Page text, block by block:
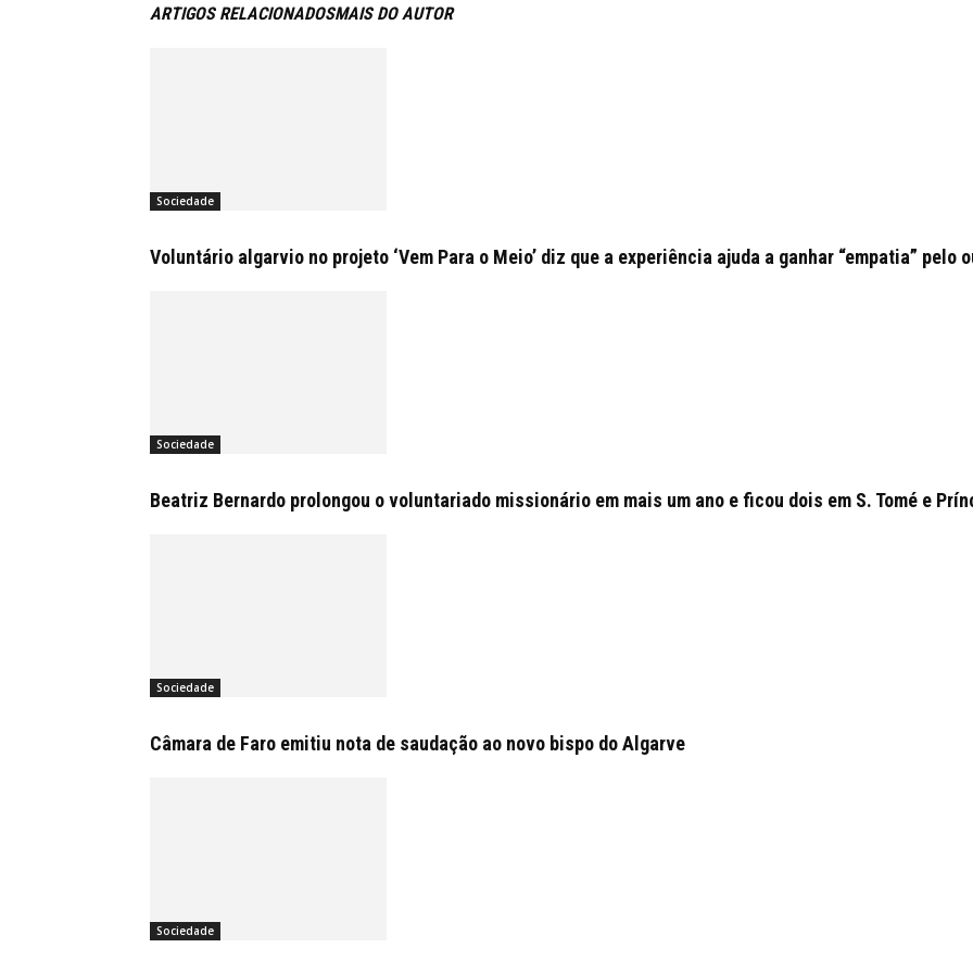
ARTIGOS RELACIONADOSMAIS DO AUTOR
Sociedade
Voluntário algarvio no projeto ‘Vem Para o Meio’ diz que a experiência ajuda a ganhar “empatia” pelo
Sociedade
Beatriz Bernardo prolongou o voluntariado missionário em mais um ano e ficou dois em S. Tomé e
Sociedade
Câmara de Faro emitiu nota de saudação ao novo bispo do Algarve
Sociedade